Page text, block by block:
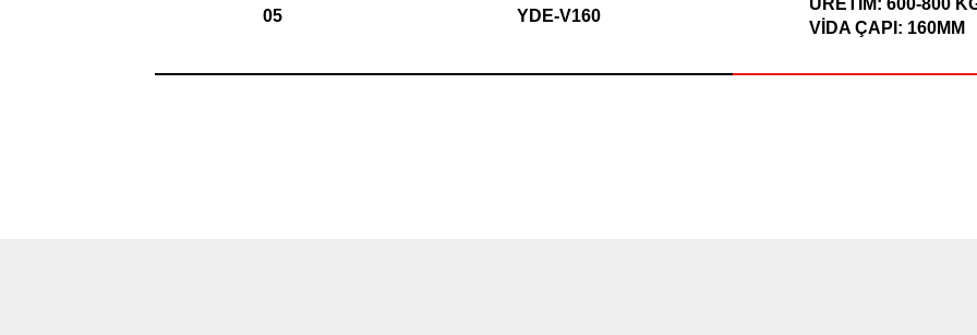
YDE-V160
VİDA ÇAPI: 160MM